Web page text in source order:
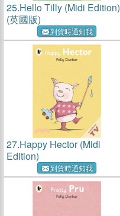
25.Hello Tilly (Midi Edition)
(英國版)
到貨時通知我
27.Happy Hector (Midi
Edition)
到貨時通知我